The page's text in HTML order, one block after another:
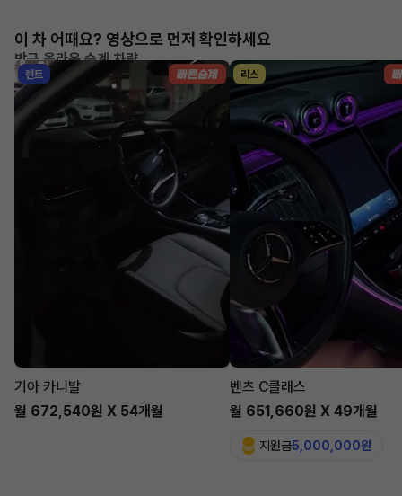
이 차 어때요? 영상으로 먼저 확인하세요
방금 올라온 승계 차량
렌트
기아 카니발
월 672,540원 X 54개월
리스
벤츠 C클래스
월 651,660원 X 49개월
지원금5,000,000원